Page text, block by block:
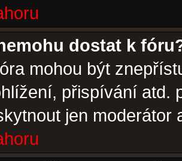
dostat k
mohou být
přispívání atd.
jen moderátor